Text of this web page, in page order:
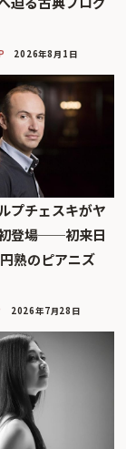
2026年8月1日
プチェスキがヤ
登場──初来日
熟のピアニズ
2026年7月28日